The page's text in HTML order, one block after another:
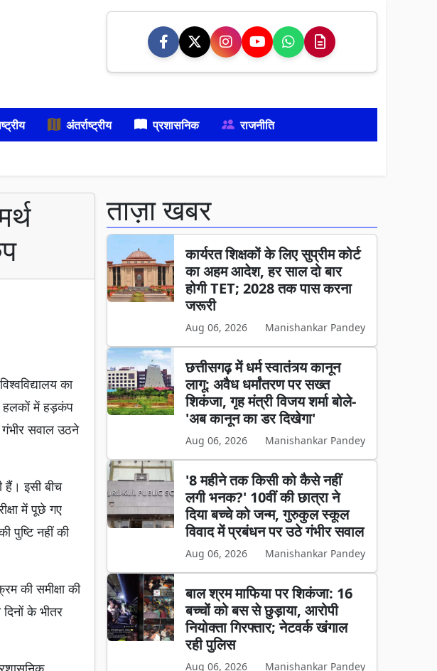
अंतर्राष्ट्रीय प्रशासनिक राजनीति
का
हलकों में हड़कंप
गंभीर सवाल उठने
हैं। इसी बीच
में पूछे गए
पुष्टि नहीं की
की समीक्षा की
के भीतर
ताज़ा खबर
कार्यरत शिक्षकों के लिए सुप्रीम कोर्ट
का अहम आदेश, हर साल दो बार
होगी TET; 2028 तक पास करना
जरूरी
Aug 06, 2026 Manishankar Pandey
छत्तीसगढ़ में धर्म स्वातंत्र्य कानून
लागू: अवैध धर्मांतरण पर सख्त
शिकंजा, गृह मंत्री विजय शर्मा बोले-
'अब कानून का डर दिखेगा'
Aug 06, 2026 Manishankar Pandey
'8 महीने तक किसी को कैसे नहीं
लगी भनक?' 10वीं की छात्रा ने
दिया बच्चे को जन्म, गुरुकुल स्कूल
विवाद में प्रबंधन पर उठे गंभीर सवाल
Aug 06, 2026 Manishankar Pandey
बाल श्रम माफिया पर शिकंजा: 16
बच्चों को बस से छुड़ाया, आरोपी
नियोक्ता गिरफ्तार; नेटवर्क खंगाल
रही पुलिस
Aug 06, 2026 Manishankar Pandey